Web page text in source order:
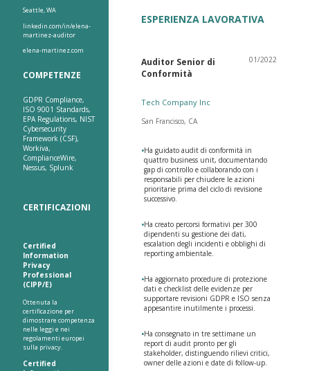
Seattle, WA
linkedin.com/in/elena-
martinez-auditor
elena-martinez.com
COMPETENZE
GDPR Compliance,
ISO 9001 Standards,
EPA Regulations, NIST
Cybersecurity
Framework (CSF),
Workiva,
ComplianceWire,
Nessus, Splunk
CERTIFICAZIONI
Certified
Information
Privacy
Professional
(CIPP/E)
Ottenuta la
certificazione per
dimostrare competenza
nelle leggi e nei
regolamenti europei
sulla privacy.
Certified
ESPERIENZA LAVORATIVA
Auditor Senior di
Conformità
01/2022
Tech Company Inc
San Francisco, CA
•Ha guidato audit di conformità in
quattro business unit, documentando
gap di controllo e collaborando con i
responsabili per chiudere le azioni
prioritarie prima del ciclo di revisione
successivo.
•Ha creato percorsi formativi per 300
dipendenti su gestione dei dati,
escalation degli incidenti e obblighi di
reporting ambientale.
•Ha aggiornato procedure di protezione
dati e checklist delle evidenze per
supportare revisioni GDPR e ISO senza
appesantire inutilmente i processi.
•Ha consegnato in tre settimane un
report di audit pronto per gli
stakeholder, distinguendo rilievi critici,
owner delle azioni e date di follow-up.